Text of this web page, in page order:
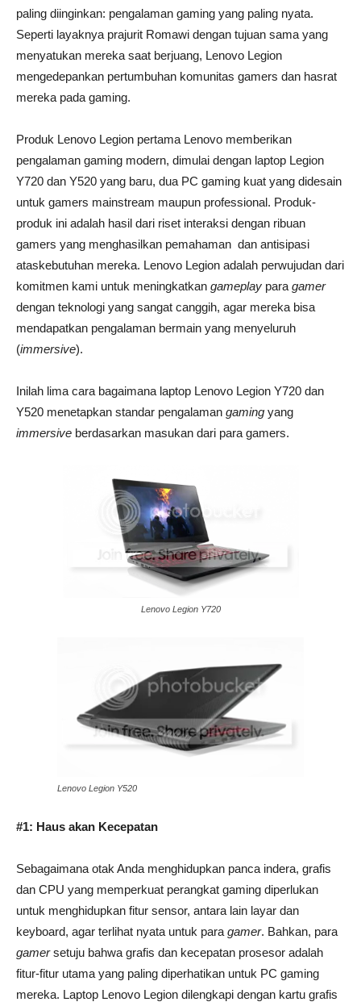
paling diinginkan: pengalaman gaming yang paling nyata.
Seperti layaknya prajurit Romawi dengan tujuan sama yang
menyatukan mereka saat berjuang, Lenovo Legion
mengedepankan pertumbuhan komunitas gamers dan hasrat
mereka pada gaming.
Produk Lenovo Legion pertama Lenovo memberikan
pengalaman gaming modern, dimulai dengan laptop Legion
Y720 dan Y520 yang baru, dua PC gaming kuat yang didesain
untuk gamers mainstream maupun professional. Produk-
produk ini adalah hasil dari riset interaksi dengan ribuan
gamers yang menghasilkan pemahaman dan antisipasi
ataskebutuhan mereka. Lenovo Legion adalah perwujudan dari
komitmen kami untuk meningkatkan gameplay para gamer
dengan teknologi yang sangat canggih, agar mereka bisa
mendapatkan pengalaman bermain yang menyeluruh
(immersive).
Inilah lima cara bagaimana laptop Lenovo Legion Y720 dan
Y520 menetapkan standar pengalaman gaming yang
immersive berdasarkan masukan dari para gamers.
Lenovo Legion Y720
Lenovo Legion Y520
#1: Haus akan Kecepatan
Sebagaimana otak Anda menghidupkan panca indera, grafis
dan CPU yang memperkuat perangkat gaming diperlukan
untuk menghidupkan fitur sensor, antara lain layar dan
keyboard, agar terlihat nyata untuk para gamer. Bahkan, para
gamersetuju bahwa grafis dan kecepatan prosesor adalah
fitur-fitur utama yang paling diperhatikan untuk PC gaming
mereka. Laptop Lenovo Legion dilengkapi dengan kartu grafis